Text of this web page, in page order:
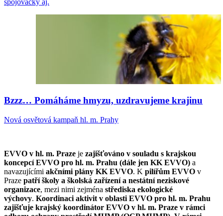
Bzzz… Pomáháme hmyzu, uzdravujeme krajinu
Nová osvětová kampaň hl. m. Prahy
EVVO v hl. m. Praze je zajišťováno v souladu s krajskou
koncepcí EVVO pro hl. m. Prahu (dále jen KK EVVO) a
navazujícími akčními plány KK EVVO. K pilířům EVVO v
Praze patří školy a školská zařízení a nestátní neziskové
organizace, mezi nimi zejména střediska ekologické
výchovy. Koordinaci aktivit v oblasti EVVO pro hl. m. Prahu
zajišťuje krajský koordinátor EVVO v hl. m. Praze v rámci